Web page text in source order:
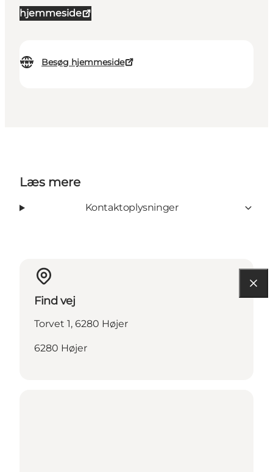
hjemmeside
Besøg hjemmeside
Læs mere
Kontaktoplysninger
Find vej
Torvet 1, 6280 Højer
6280 Højer